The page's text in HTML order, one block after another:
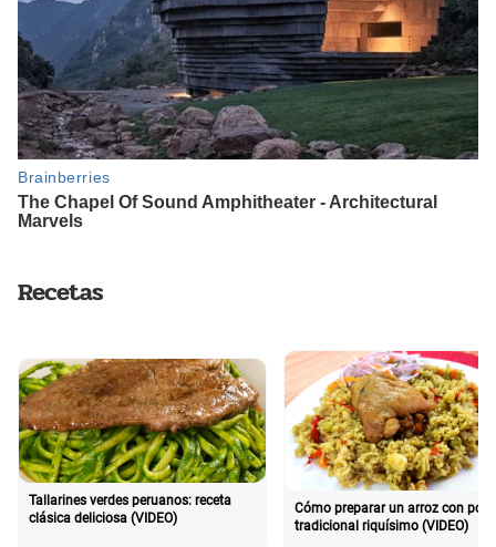
Recetas
Tallarines verdes peruanos: receta
clásica deliciosa (VIDEO)
Cómo preparar un arroz con pollo
tradicional riquísimo (VIDEO)